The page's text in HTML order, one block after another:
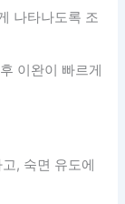
나타나도록 조
이완이 빠르게
, 숙면 유도에